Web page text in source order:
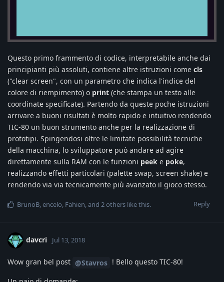
Questo primo frammento di codice, interpretabile anche dai
principianti più assoluti, contiene altre istruzioni come cls
("clear screen", con un parametro che indica l'indice del
colore di riempimento) o print (che stampa un testo alle
coordinate specificate). Partendo da queste poche istruzioni
arrivare a buoni risultati è molto rapido e intuitivo rendendo
TIC-80 un buon strumento anche per la realizzazione di
prototipi. Spingendosi oltre le limitate possibilità tecniche
della macchina, lo sviluppatore può andare ad agire
direttamente sulla RAM con le funzioni peek e poke,
realizzando effetti particolari (palette swap, screen shake) e
rendendo via via tecnicamente più avanzato il gioco stesso.
Reply
BrunoB,encelo, Fahien, and 2others like this.
davcri Jul 13, 2018
Wow gran bel post @Stavros ! Bello questo TIC-80!